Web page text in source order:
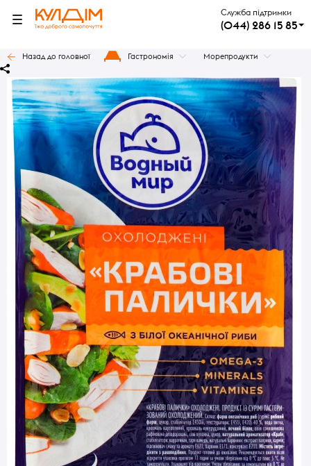
Служба підтримки
(044) 286 15 85
Назад до головної Гастрономія Морепродукти